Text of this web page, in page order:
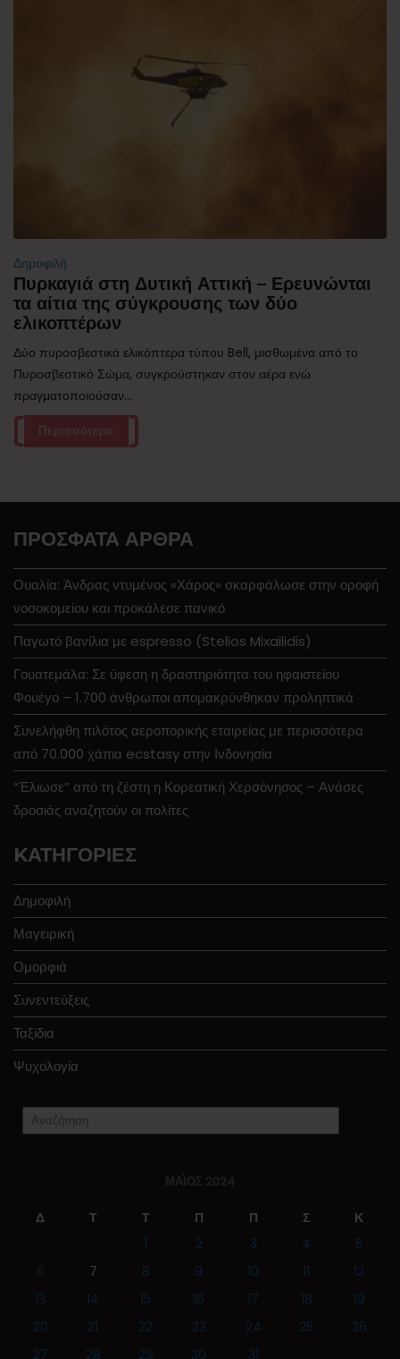
Δημοφιλή
Πυρκαγιά στη Δυτική Αττική – Ερευνώνται
τα αίτια της σύγκρουσης των δύο
ελικοπτέρων
Δύο πυροσβεστικά ελικόπτερα τύπου Bell, μισθωμένα από το
Πυροσβεστικό Σώμα, συγκρούστηκαν στον αέρα ενώ
πραγματοποιούσαν...
Περισσότερα
ΠΡΌΣΦΑΤΑ ΆΡΘΡΑ
Ουαλία: Άνδρας ντυμένος «Χάρος» σκαρφάλωσε στην οροφή
νοσοκομείου και προκάλεσε πανικό
Παγωτό βανίλια με espresso (Stelios Mixailidis)
Γουατεμάλα: Σε ύφεση η δραστηριότητα του ηφαιστείου
Φουέγο – 1.700 άνθρωποι απομακρύνθηκαν προληπτικά
Συνελήφθη πιλότος αεροπορικής εταιρείας με περισσότερα
από 70.000 χάπια ecstasy στην Ινδονησία
“Έλιωσε” από τη ζέστη η Κορεατική Χερσόνησος – Ανάσες
δροσιάς αναζητούν οι πολίτες
KΑΤΗΓΟΡΊΕΣ
Δημοφιλή
Μαγειρική
Ομορφιά
Συνεντεύξεις
Ταξίδια
Ψυχολογία
ΜΆΙΟΣ 2024
Δ Τ Τ Π Π Σ
Κ
1
2 3 4
5
6
7 8 9 10 11
12
13
14 15 16 17 18
19
20
21 22 23 24 25
26
27
28 29 30 31